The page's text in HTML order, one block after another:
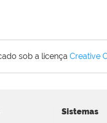
sob a licença Creative
Sistemas